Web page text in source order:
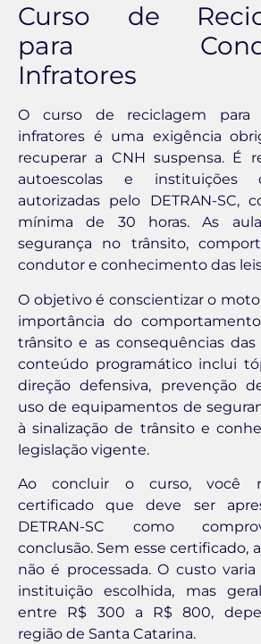
Curso de
para
Infratores
O curso de reciclagem para
infratores é uma exigência
recuperar a CNH suspensa. É
autoescolas e instituições
autorizadas pelo DETRAN-SC,
mínima de 30 horas. As
segurança no trânsito,
condutor e conhecimento das
O objetivo é conscientizar o
importância do
trânsito e as consequências das
conteúdo programático inclui
direção defensiva, prevenção
uso de equipamentos de
à sinalização de trânsito e
legislação vigente.
Ao concluir o curso, você
certificado que deve ser
DETRAN-SC como
conclusão. Sem esse certificado,
não é processada. O custo
instituição escolhida, mas
entre R$ 300 a R$ 800,
região de Santa Catarina.